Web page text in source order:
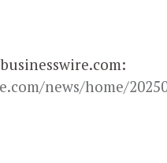
news/home/